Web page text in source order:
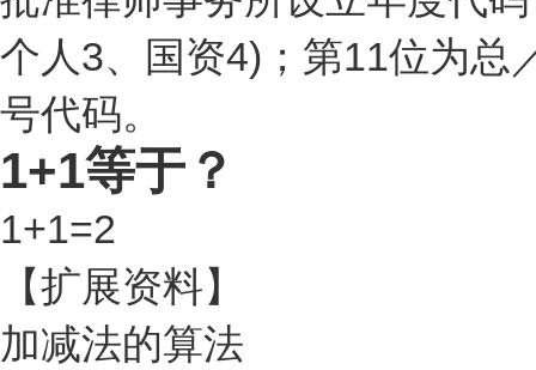
个人3、国资4)；第11位为总
号代码。
1+1等于？
1+1=2
【扩展资料】
加减法的算法